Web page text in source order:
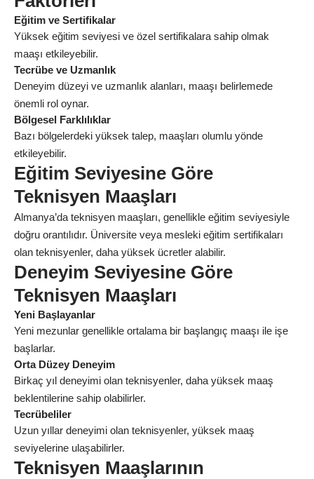
Eğitim ve Sertifikalar
Yüksek eğitim seviyesi ve özel sertifikalara sahip olmak
maaşı etkileyebilir.
Tecrübe ve Uzmanlık
Deneyim düzeyi ve uzmanlık alanları, maaşı belirlemede
önemli rol oynar.
Bölgesel Farklılıklar
Bazı bölgelerdeki yüksek talep, maaşları olumlu yönde
etkileyebilir.
Eğitim Seviyesine Göre
Teknisyen Maaşları
Almanya’da teknisyen maaşları, genellikle eğitim seviyesiyle
doğru orantılıdır. Üniversite veya mesleki eğitim sertifikaları
olan teknisyenler, daha yüksek ücretler alabilir.
Deneyim Seviyesine Göre
Teknisyen Maaşları
Yeni Başlayanlar
Yeni mezunlar genellikle ortalama bir başlangıç maaşı ile işe
başlarlar.
Orta Düzey Deneyim
Birkaç yıl deneyimi olan teknisyenler, daha yüksek maaş
beklentilerine sahip olabilirler.
Tecrübeliler
Uzun yıllar deneyimi olan teknisyenler, yüksek maaş
seviyelerine ulaşabilirler.
Teknisyen Maaşlarının